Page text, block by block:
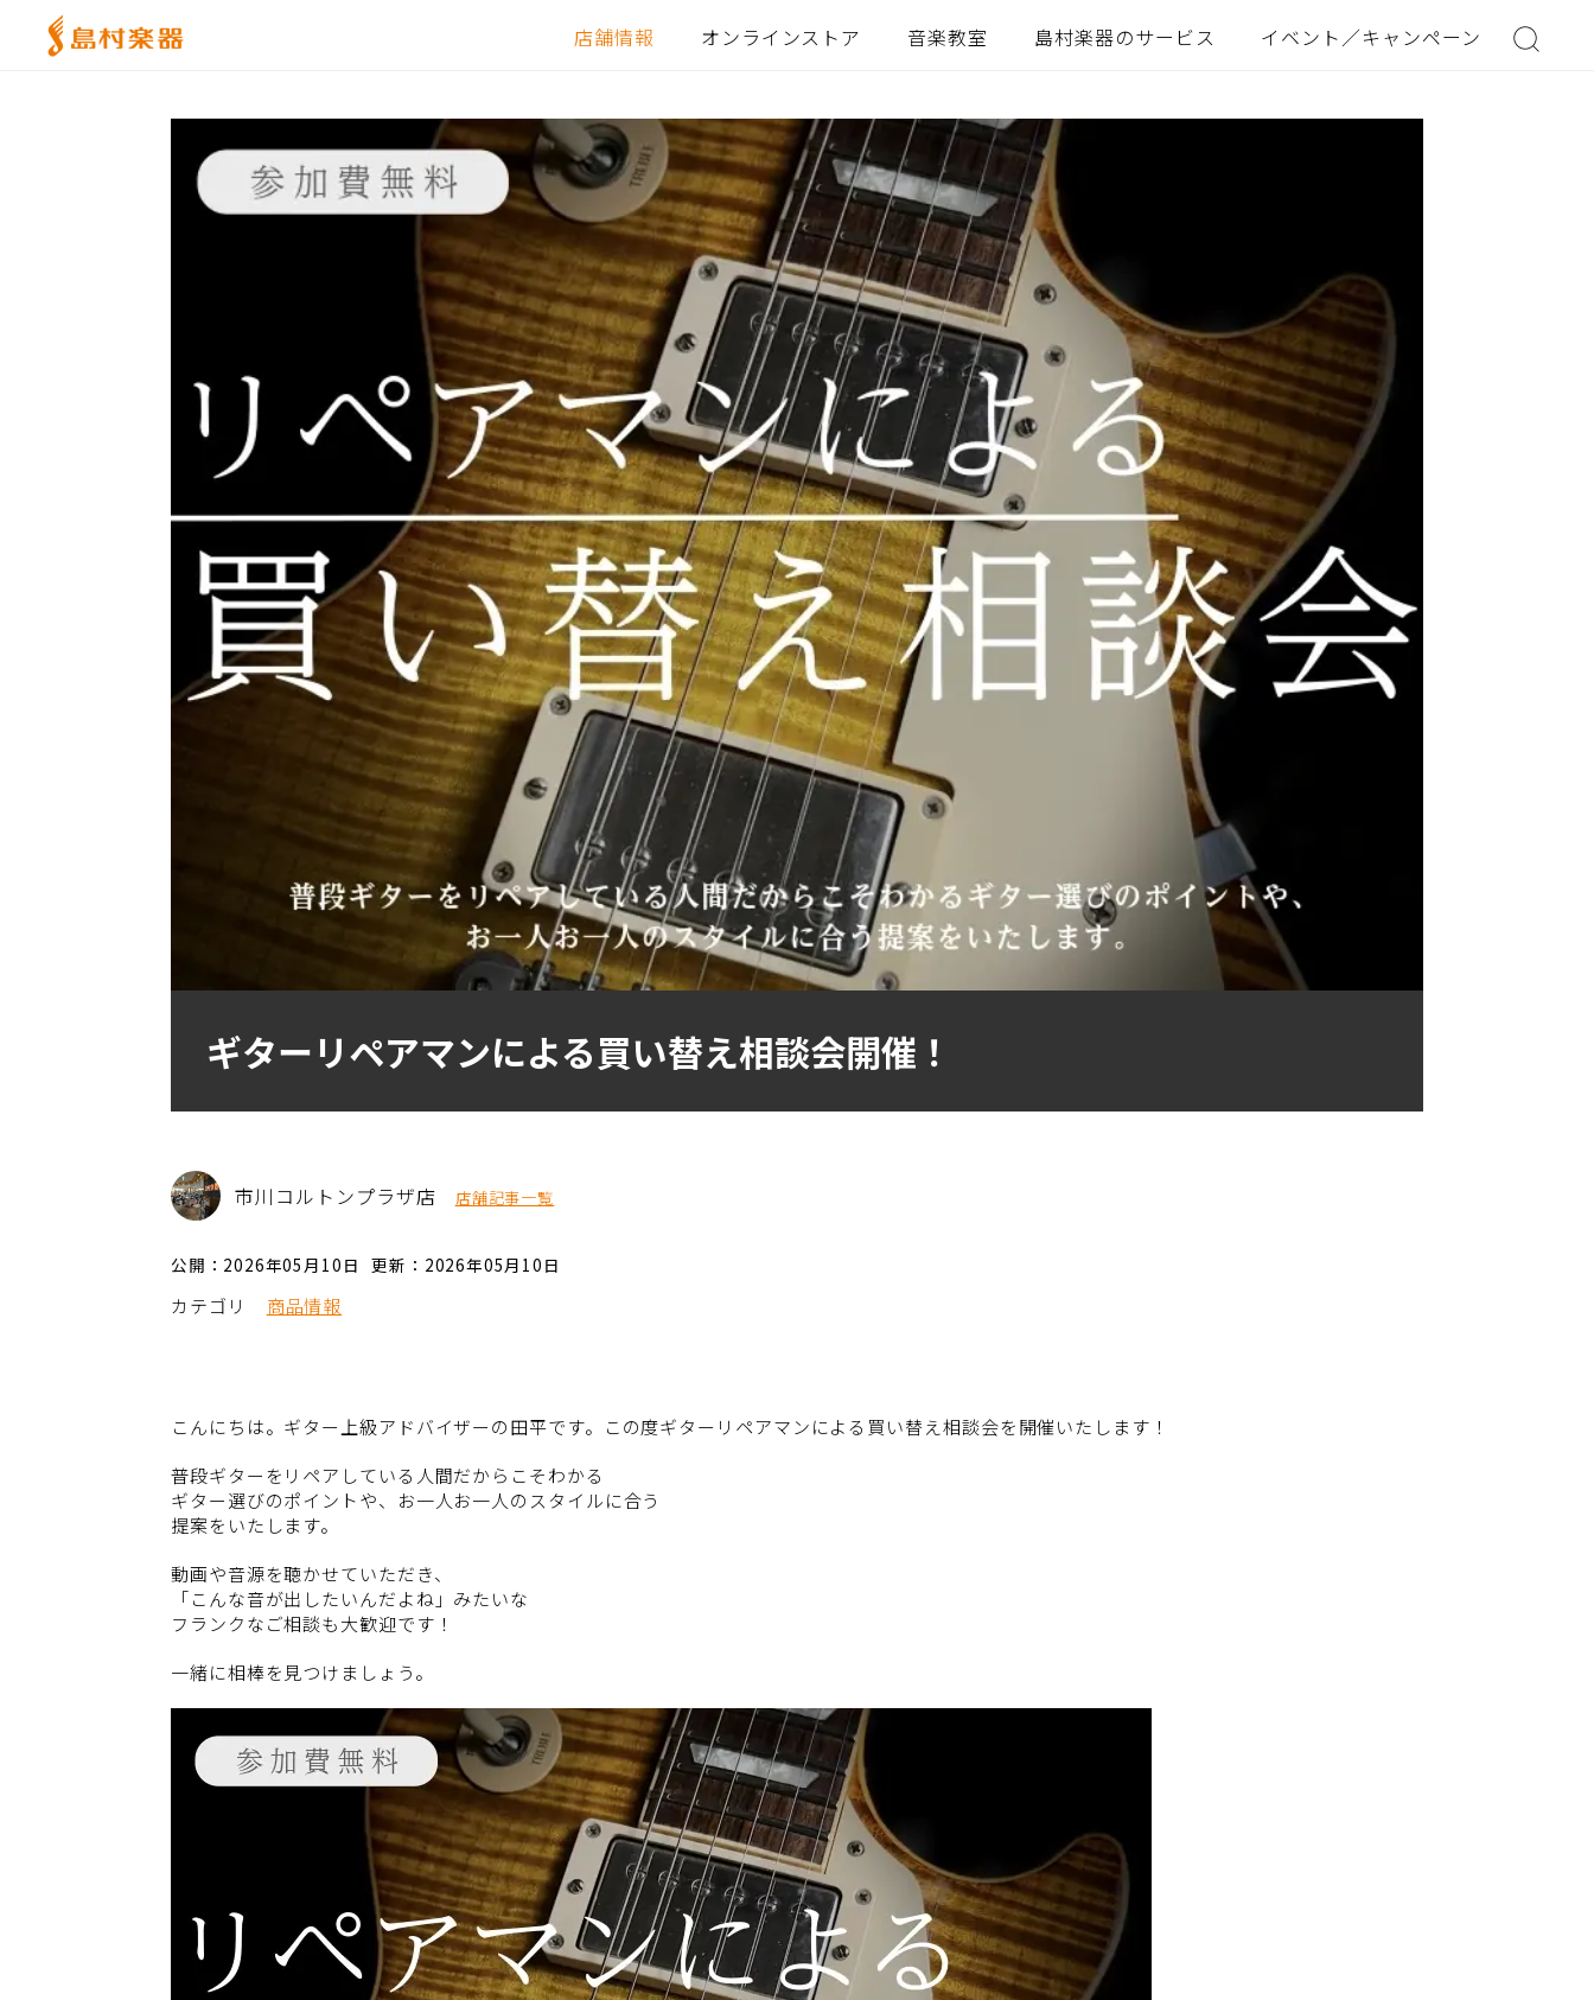
店舗情報 オンラインストア 音楽教室 島村楽器のサービス イベント／キャンペーン
ギターリペアマンによる買い替え相談会開催！
市川コルトンプラザ店 店舗記事一覧
公開：2026年05月10日 更新：2026年05月10日
カテゴリ 商品情報
こんにちは。ギター上級アドバイザーの田平です。この度ギターリペアマンによる買い替え相談会を開催いたします！
普段ギターをリペアしている人間だからこそわかる
ギター選びのポイントや、お一人お一人のスタイルに合う
提案をいたします。
動画や音源を聴かせていただき、
「こんな音が出したいんだよね」みたいな
フランクなご相談も大歓迎です！
一緒に相棒を見つけましょう。